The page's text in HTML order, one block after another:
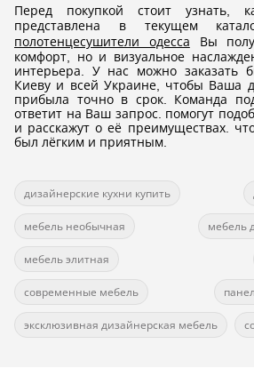
Перед покупкой стоит узнать,
представлена в текущем
полотенцесушители одесса Вы
комфорт, но и визуальное
интерьера. У нас можно заказать
Киеву и всей Украине, чтобы Ваша
прибыла точно в срок. Команда
ответит на Ваш запрос. помогут
и расскажут о её преимуществах.
был лёгким и приятным.
дизайнерские кухни купить
мебель необычная мебель
мебель элитная
современные мебель
эксклюзивная дизайнерская мебель